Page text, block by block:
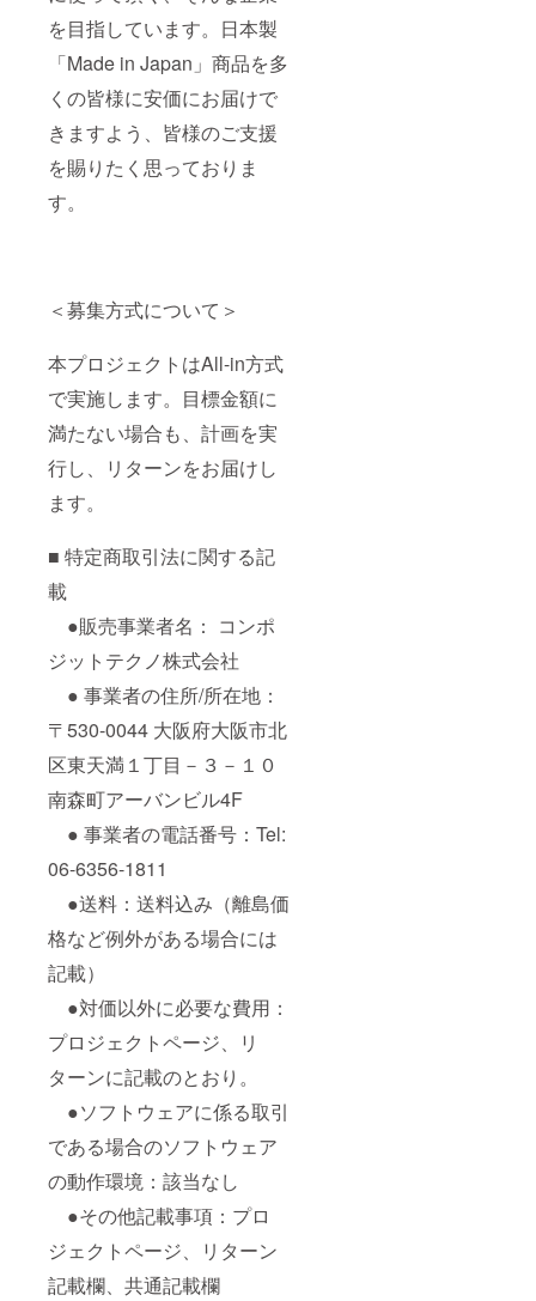
を目指しています。日本製
「Made in Japan」商品を多
くの皆様に安価にお届けで
きますよう、皆様のご支援
を賜りたく思っておりま
す。
＜募集方式について＞
本プロジェクトはAll-in方式
で実施します。目標金額に
満たない場合も、計画を実
行し、リターンをお届けし
ます。
■ 特定商取引法に関する記
載
●販売事業者名： コンポ
ジットテクノ株式会社
● 事業者の住所/所在地：
〒530-0044 大阪府大阪市北
区東天満１丁目－３－１０
南森町アーバンビル4F
● 事業者の電話番号：Tel:
06-6356-1811
●送料：送料込み（離島価
格など例外がある場合には
記載）
●対価以外に必要な費用：
プロジェクトページ、リ
ターンに記載のとおり。
●ソフトウェアに係る取引
である場合のソフトウェア
の動作環境：該当なし
●その他記載事項：プロ
ジェクトページ、リターン
記載欄、共通記載欄